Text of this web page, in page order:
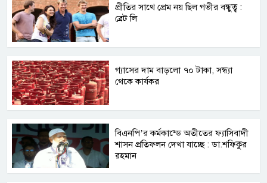
প্রীতির সাথে প্রেম নয় ছিল গভীর বন্ধুত্ব :
ব্রেট লি
গ্যাসের দাম বাড়লো ৭০ টাকা, সন্ধ্যা
থেকে কার্যকর
বিএনপি’র কর্মকান্ডে অতীতের ফ্যাসিবাদী
শাসন প্রতিফলন দেখা যাচ্ছে : ডা.শফিকুর
রহমান